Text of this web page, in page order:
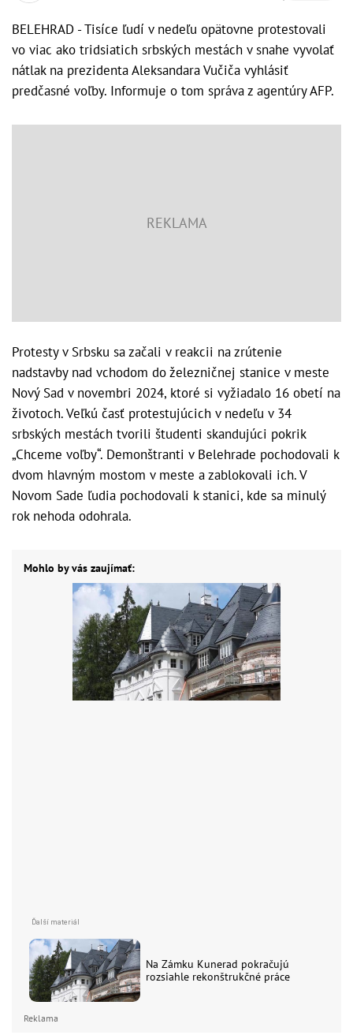
BELEHRAD - Tisíce ľudí v nedeľu opätovne protestovali
vo viac ako tridsiatich srbských mestách v snahe vyvolať
nátlak na prezidenta Aleksandara Vučiča vyhlásiť
predčasné voľby. Informuje o tom správa z agentúry AFP.
Protesty v Srbsku sa začali v reakcii na zrútenie
nadstavby nad vchodom do železničnej stanice v meste
Nový Sad v novembri 2024, ktoré si vyžiadalo 16 obetí na
životoch. Veľkú časť protestujúcich v nedeľu v 34
srbských mestách tvorili študenti skandujúci pokrik
„Chceme voľby“. Demonštranti v Belehrade pochodovali k
dvom hlavným mostom v meste a zablokovali ich. V
Novom Sade ľudia pochodovali k stanici, kde sa minulý
rok nehoda odohrala.
Mohlo by vás zaujímať:
Na Zámku Kunerad pokračujú
rozsiahle rekonštrukčné práce
Reklama